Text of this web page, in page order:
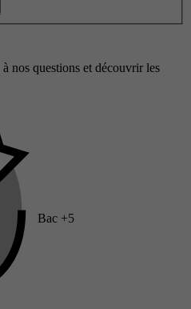
nos questions et découvrir les
Bac +5